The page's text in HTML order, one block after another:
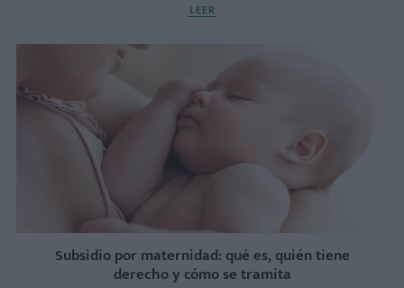
LEER
Subsidio por maternidad: qué es, quién tiene
derecho y cómo se tramita